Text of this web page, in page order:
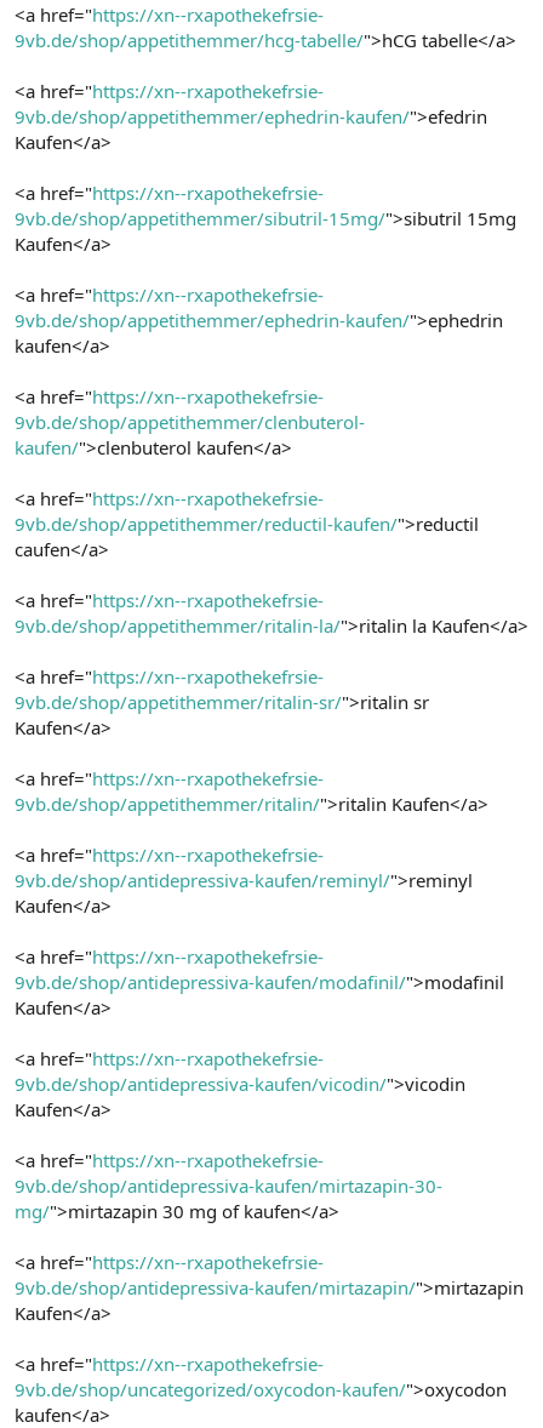
<a href="https://xn--rxapothekefrsie-
9vb.de/shop/appetithemmer/hcg-tabelle/">hCG tabelle</a>
<a href="https://xn--rxapothekefrsie-
9vb.de/shop/appetithemmer/ephedrin-kaufen/">efedrin
Kaufen</a>
<a href="https://xn--rxapothekefrsie-
9vb.de/shop/appetithemmer/sibutril-15mg/">sibutril 15mg
Kaufen</a>
<a href="https://xn--rxapothekefrsie-
9vb.de/shop/appetithemmer/ephedrin-kaufen/">ephedrin
kaufen</a>
<a href="https://xn--rxapothekefrsie-
9vb.de/shop/appetithemmer/clenbuterol-
kaufen/">clenbuterol kaufen</a>
<a href="https://xn--rxapothekefrsie-
9vb.de/shop/appetithemmer/reductil-kaufen/">reductil
caufen</a>
<a href="https://xn--rxapothekefrsie-
9vb.de/shop/appetithemmer/ritalin-la/">ritalin la Kaufen</a>
<a href="https://xn--rxapothekefrsie-
9vb.de/shop/appetithemmer/ritalin-sr/">ritalin sr
Kaufen</a>
<a href="https://xn--rxapothekefrsie-
9vb.de/shop/appetithemmer/ritalin/">ritalin Kaufen</a>
<a href="https://xn--rxapothekefrsie-
9vb.de/shop/antidepressiva-kaufen/reminyl/">reminyl
Kaufen</a>
<a href="https://xn--rxapothekefrsie-
9vb.de/shop/antidepressiva-kaufen/modafinil/">modafinil
Kaufen</a>
<a href="https://xn--rxapothekefrsie-
9vb.de/shop/antidepressiva-kaufen/vicodin/">vicodin
Kaufen</a>
<a href="https://xn--rxapothekefrsie-
9vb.de/shop/antidepressiva-kaufen/mirtazapin-30-
mg/">mirtazapin 30 mg of kaufen</a>
<a href="https://xn--rxapothekefrsie-
9vb.de/shop/antidepressiva-kaufen/mirtazapin/">mirtazapin
Kaufen</a>
<a href="https://xn--rxapothekefrsie-
9vb.de/shop/uncategorized/oxycodon-kaufen/">oxycodon
kaufen</a>